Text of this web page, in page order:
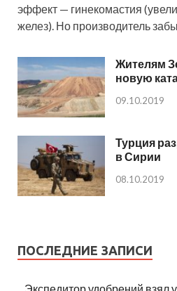
эффект — гинекомастия
желез). Но производитель
Жителям
новую
09.10.2019
Турция
в Сирии
08.10.2019
ПОСЛЕДНИЕ ЗАПИСИ